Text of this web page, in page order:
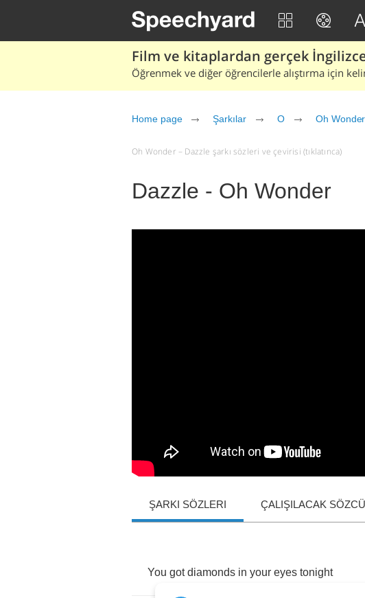
Film ve kitaplardan gerçek
Öğrenmek ve diğer öğrencilerle alıştırma için
Home page Şarkılar O Oh Wonder
Oh Wonder – Dazzle şarkı sözleri ve çevirisi (tıklatınca)
Dazzle - Oh Wonder
ŞARKI SÖZLERI ÇALIŞILACAK
You got diamonds in your eyes tonight